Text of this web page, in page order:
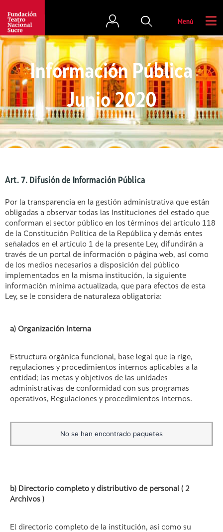
Menú
Información Pública
Junio 2020
Art. 7. Difusión de Información Pública
Por la transparencia en la gestión administrativa que están
obligadas a observar todas las Instituciones del estado que
conforman el sector público en los términos del artículo 118
de la Constitución Política de la República y demás entes
señalados en el artículo 1 de la presente Ley, difundirán a
través de un portal de información o página web, así como
de los medios necesarios a disposición del público
implementados en la misma institución, la siguiente
información mínima actualizada, que para efectos de esta
Ley, se le considera de naturaleza obligatoria:
a) Organización Interna
Estructura orgánica funcional, base legal que la rige,
regulaciones y procedimientos internos aplicables a la
entidad; las metas y objetivos de las unidades
administrativas de conformidad con sus programas
operativos, Regulaciones y procedimientos internos.
No se han encontrado paquetes
b) Directorio completo y distributivo de personal ( 2
Archivos )
El directorio completo de la institución, así como su